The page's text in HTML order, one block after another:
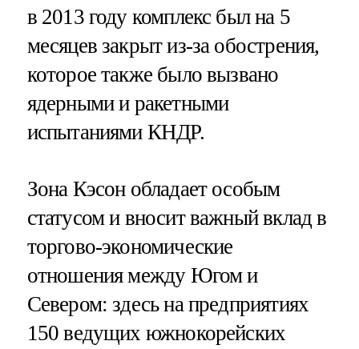
в 2013 году комплекс был на 5
месяцев закрыт из-за обострения,
которое также было вызвано
ядерными и ракетными
испытаниями КНДР.
Зона Кэсон обладает особым
статусом и вносит важный вклад в
торгово-экономические
отношения между Югом и
Севером: здесь на предприятиях
150 ведущих южнокорейских